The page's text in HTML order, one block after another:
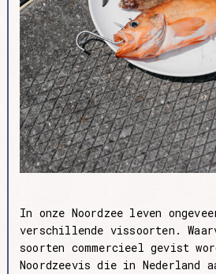
In onze Noordzee leven
verschillende vissoorten.
soorten commercieel gevist
Noordzeevis die in Nederland